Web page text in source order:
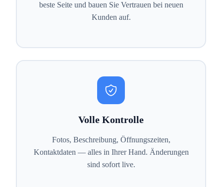
beste Seite und bauen Sie Vertrauen bei neuen
Kunden auf.
Volle Kontrolle
Fotos, Beschreibung, Öffnungszeiten,
Kontaktdaten — alles in Ihrer Hand. Änderungen
sind sofort live.